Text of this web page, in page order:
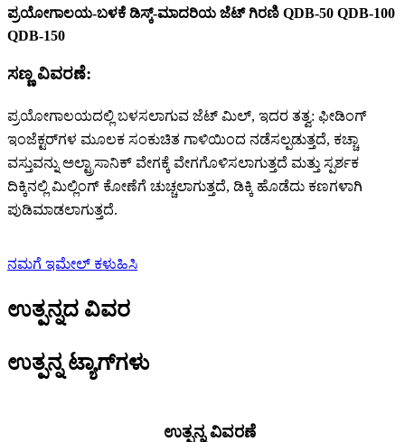
ಪ್ರಯೋಗಾಲಯ-ಬಳಕೆ ಡಿಸ್ಕ್-ಮಾದರಿಯ ಜೆಟ್ ಗಿರಣಿ QDB-50 QDB-100
QDB-150
ಸಣ್ಣ ವಿವರಣೆ:
ಪ್ರಯೋಗಾಲಯದಲ್ಲಿ ಬಳಸಲಾಗುವ ಜೆಟ್ ಮಿಲ್, ಇದರ ತತ್ವ: ಫೀಡಿಂಗ್
ಇಂಜೆಕ್ಟರ್‌ಗಳ ಮೂಲಕ ಸಂಕುಚಿತ ಗಾಳಿಯಿಂದ ನಡೆಸಲ್ಪಡುತ್ತದೆ, ಕಚ್ಚಾ
ವಸ್ತುವನ್ನು ಅಲ್ಟ್ರಾಸಾನಿಕ್ ವೇಗಕ್ಕೆ ವೇಗಗೊಳಿಸಲಾಗುತ್ತದೆ ಮತ್ತು ಸ್ಪರ್ಶಕ
ದಿಕ್ಕಿನಲ್ಲಿ ಮಿಲ್ಲಿಂಗ್ ಕೋಣೆಗೆ ಚುಚ್ಚಲಾಗುತ್ತದೆ, ಡಿಕ್ಕಿ ಹೊಡೆದು ಕಣಗಳಾಗಿ
ಪುಡಿಮಾಡಲಾಗುತ್ತದೆ.
ನಮಗೆ ಇಮೇಲ್ ಕಳುಹಿಸಿ
ಉತ್ಪನ್ನದ ವಿವರ
ಉತ್ಪನ್ನ ಟ್ಯಾಗ್‌ಗಳು
ಉತ್ಪನ್ನ ವಿವರಣೆ